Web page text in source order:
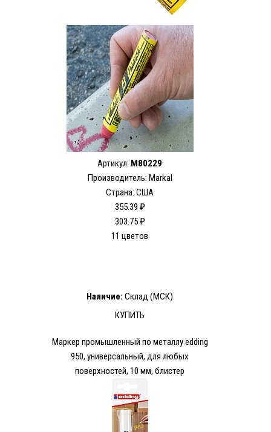
Артикул: M80229
Производитель: Markal
Страна: США
355.39 ₽
303.75 ₽
11 цветов
Наличие: Склад (МСК)
КУПИТЬ
Маркер промышленный по металлу edding
950, универсальный, для любых
поверхностей, 10 мм, блистер